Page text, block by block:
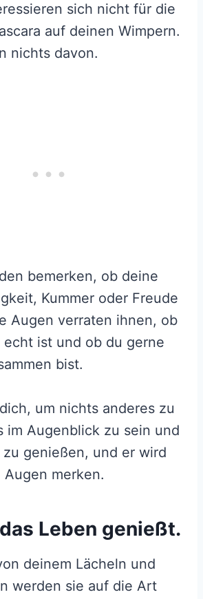
sich nicht für die
auf deinen Wimpern.
nichts davon.
bemerken, ob deine
Kummer oder Freude
Augen verraten ihnen, ob
echt ist und ob du gerne
bist.
um nichts anderes zu
im Augenblick zu sein und
genießen, und er wird
merken.
Leben genießt.
deinem Lächeln und
werden sie auf die Art